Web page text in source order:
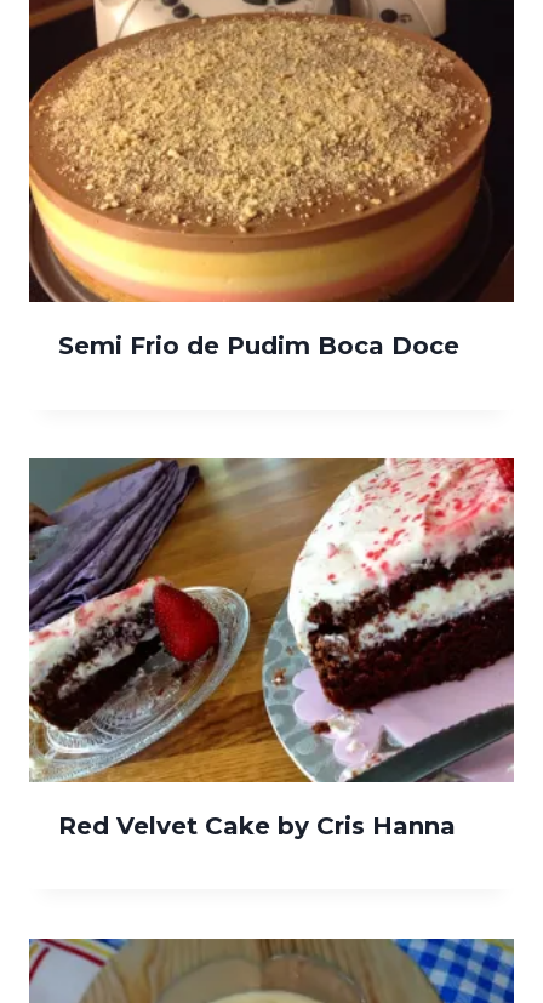
Semi Frio de Pudim Boca Doce
Red Velvet Cake by Cris Hanna